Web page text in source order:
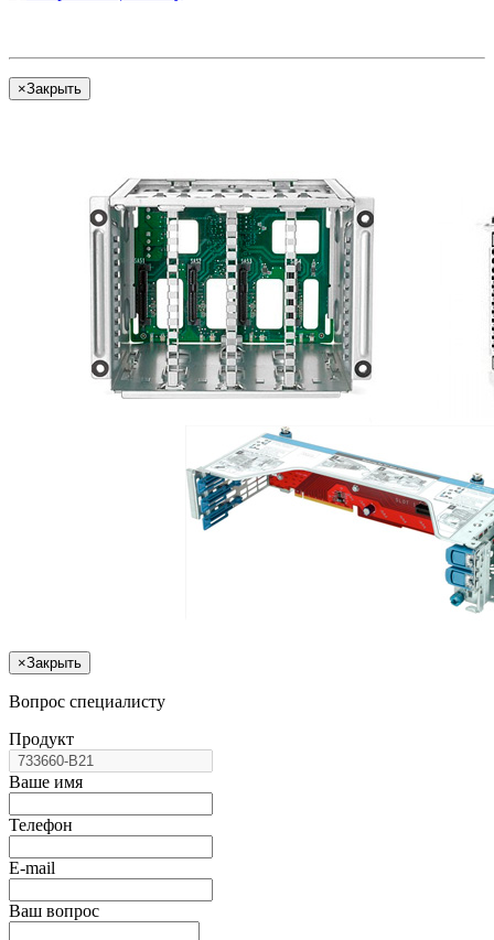
×Закрыть
×Закрыть
Вопрос специалисту
Продукт
Ваше имя
Телефон
E-mail
Ваш вопрос